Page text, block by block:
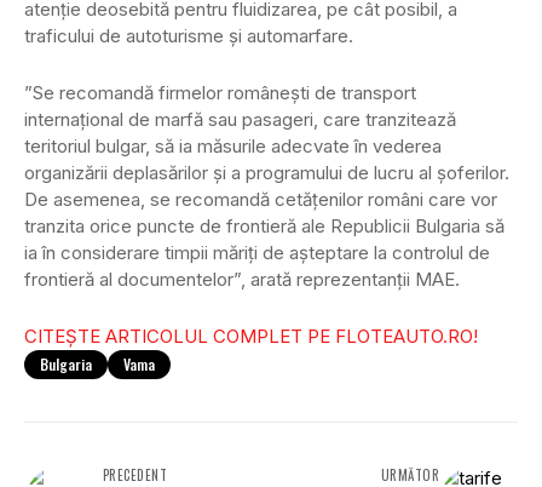
atenţie deosebită pentru fluidizarea, pe cât posibil, a
traficului de autoturisme şi automarfare.
”Se recomandă firmelor româneşti de transport
internaţional de marfă sau pasageri, care tranzitează
teritoriul bulgar, să ia măsurile adecvate în vederea
organizării deplasărilor şi a programului de lucru al şoferilor.
De asemenea, se recomandă cetăţenilor români care vor
tranzita orice puncte de frontieră ale Republicii Bulgaria să
ia în considerare timpii măriţi de aşteptare la controlul de
frontieră al documentelor”, arată reprezentanţii MAE.
CITEȘTE ARTICOLUL COMPLET PE FLOTEAUTO.RO!
Bulgaria Vama
PRECEDENT URMĂTOR